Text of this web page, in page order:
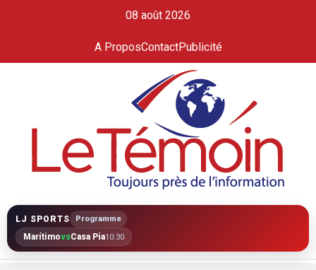
08 août 2026
A ProposContactPublicité
LJ SPORTS Programme
MarítimovsCasa Pia10:30